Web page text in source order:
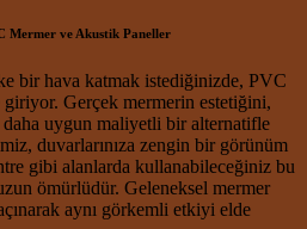
Mermer ve Akustik Paneller
bir hava katmak istediğinizde, PVC
Gerçek mermerin estetiğini,
daha uygun maliyetli bir alternatifle
duvarlarınıza zengin bir görünüm
gibi alanlarda kullanabileceğiniz bu
ömürlüdür. Geleneksel mermer
aynı görkemli etkiyi elde